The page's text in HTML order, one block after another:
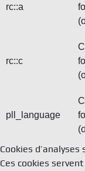
rc::a
rc::c
pll_language
Cookies
Ces cookies